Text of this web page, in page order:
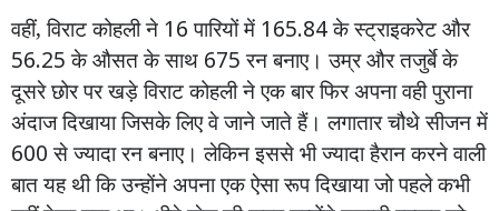
वहीं, विराटकोहलीने 16पारियोंमें 165.84केस्ट्राइकरेटऔर
56.25केऔसतकेसाथ 675रनबनाए। उम्रऔरतजुर्बेके
दूसरेछोरपरखड़ेविराटकोहलीनेएकबारफिरअपनावहीपुराना
अंदाजदिखायाजिसकेलिएवेजानेजातेहैं। लगातारचौथेसीजनमें
600सेज्यादारनबनाए। लेकिनइससेभीज्यादाहैरानकरनेवाली
बातयह थीकिउन्होंनेअपनाएकऐसारूपदिखायाजोपहलेकभी